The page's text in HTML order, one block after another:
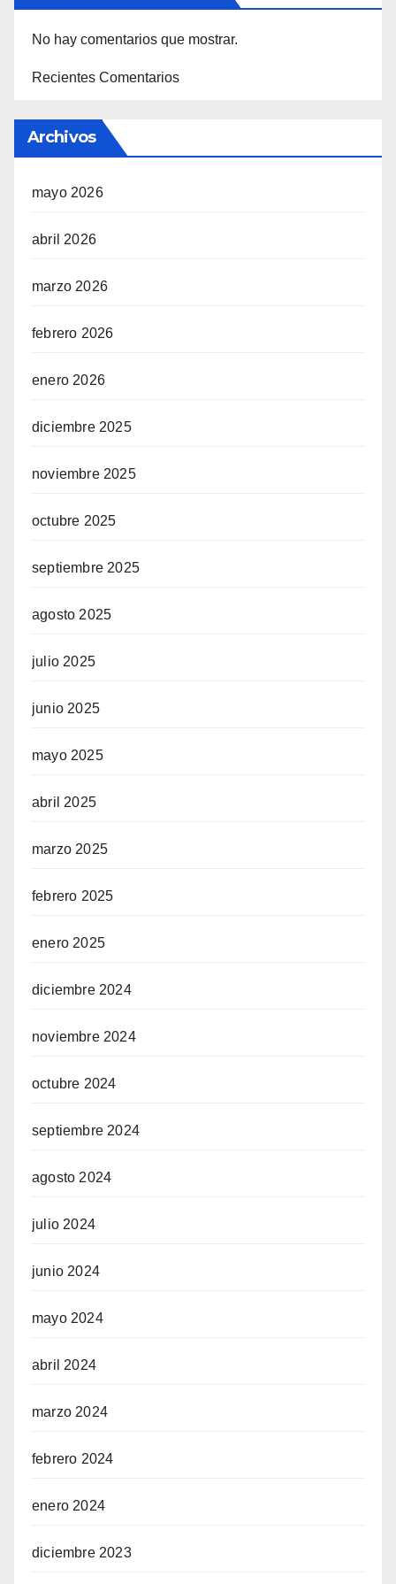
No hay comentarios que mostrar.
Recientes Comentarios
Archivos
mayo 2026
abril 2026
marzo 2026
febrero 2026
enero 2026
diciembre 2025
noviembre 2025
octubre 2025
septiembre 2025
agosto 2025
julio 2025
junio 2025
mayo 2025
abril 2025
marzo 2025
febrero 2025
enero 2025
diciembre 2024
noviembre 2024
octubre 2024
septiembre 2024
agosto 2024
julio 2024
junio 2024
mayo 2024
abril 2024
marzo 2024
febrero 2024
enero 2024
diciembre 2023